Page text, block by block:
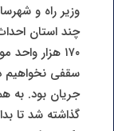
وزیر راه و
چند استان
۱۷۰ هزار
سقفی نخواهیم
جریان بود. به
گذاشته شد تا